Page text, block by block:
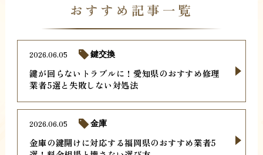
おすすめ記事一覧
鍵が回らないトラブルに！愛知県のおすすめ修理
業者5選と失敗しない対処法
2026.06.05 鍵交換
金庫の鍵開けに対応する福岡県のおすすめ業者5
2026.06.05 金庫